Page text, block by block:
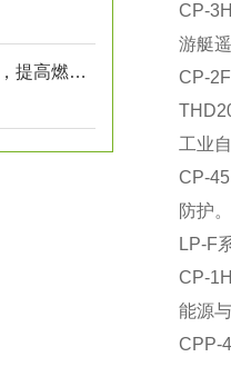
新上市！几秒钟内即可测量，提高燃烧效率！生物质燃料水分仪“HI-700”
‌CP-
游艇
‌CP-
工业
‌CP-
防护。
‌LP-F
‌CP-
能源
‌CPP-